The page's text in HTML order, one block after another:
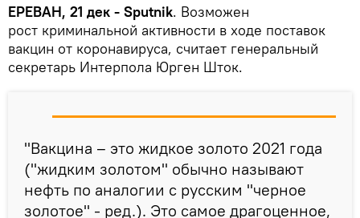
ЕРЕВАН, 21 дек - Sputnik. Возможен
рост криминальной активности в ходе поставок
вакцин от коронавируса, считает генеральный
секретарь Интерпола Юрген Шток.
"Вакцина – это жидкое золото 2021 года
("жидким золотом" обычно называют
нефть по аналогии с русским "черное
золотое" - ред.). Это самое драгоценное,